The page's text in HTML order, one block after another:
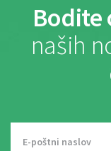
Bodite
naših